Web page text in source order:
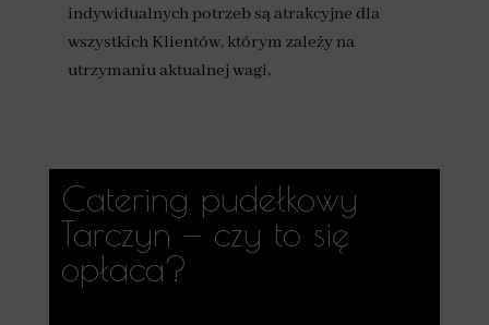
indywidualnych potrzeb są atrakcyjne dla
wszystkich Klientów, którym zależy na
utrzymaniu aktualnej wagi,
Catering pudełkowy
Tarczyn — czy to się
opłaca?